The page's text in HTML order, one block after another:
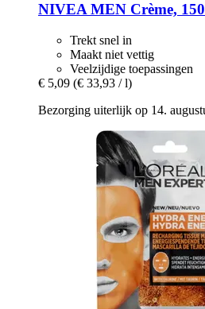
NIVEAMEN Crème,
Trekt snel in
Maakt niet vettig
Veelzijdige toepassingen
€ 5,09 (€ 33,93 / l)
Bezorging uiterlijk op 14.